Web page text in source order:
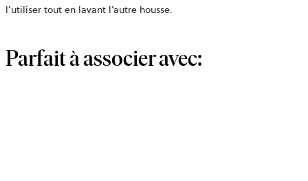
l’utiliser tout en lavant l’autre housse.
Parfait à associer avec: